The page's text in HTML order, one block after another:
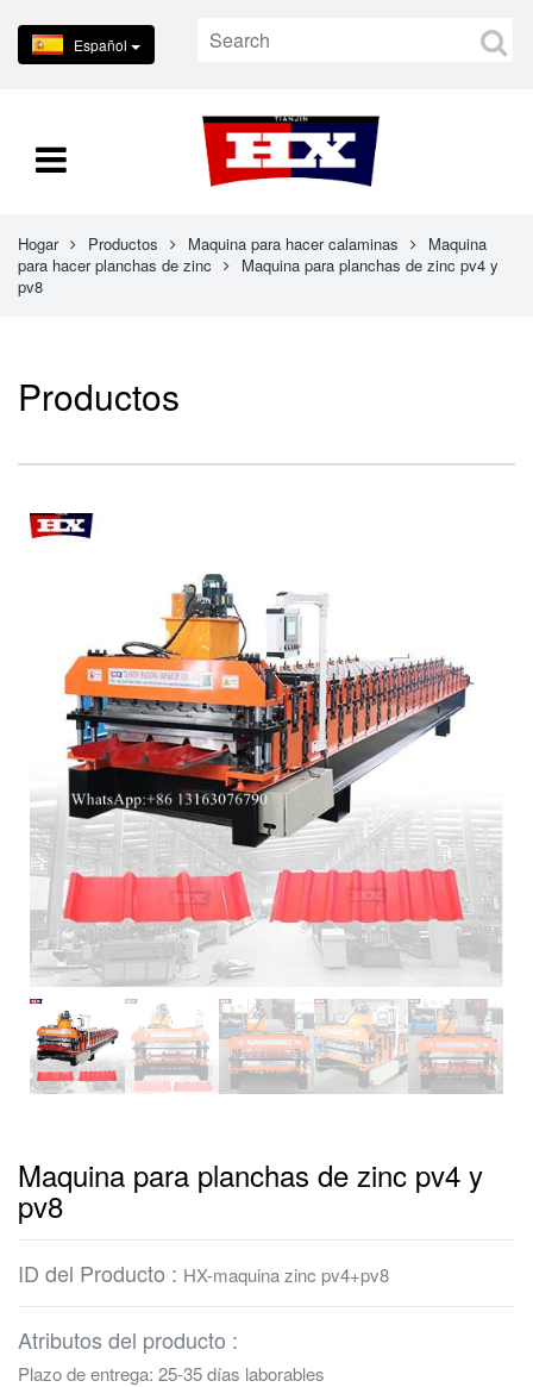
Español
Hogar Productos Maquina para hacer calaminas
Maquina
para hacer planchas de zinc
Maquina para planchas de zinc pv4 y
pv8
Productos
Maquina para planchas de zinc pv4 y
pv8
ID del Producto : HX-maquina zinc pv4+pv8
Atributos del producto :
Plazo de entrega: 25-35 días laborables